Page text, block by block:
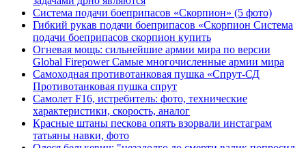
Система подачи боеприпасов «Скорпион» (5 фото)
Гибкий рукав подачи боеприпасов «Скорпион Система
подачи боеприпасов скорпион купить
Огневая мощь: сильнейшие армии мира по версии
Global Firepower Самые многочисленные армии мира
Самоходная противотанковая пушка «Спрут-СД
Противотанковая пушка спрут
Самолет F16, истребитель: фото, технические
характеристики, скорость, аналог
Красные штаны пескова опять взорвали инстаграм
татьяны навки, фото